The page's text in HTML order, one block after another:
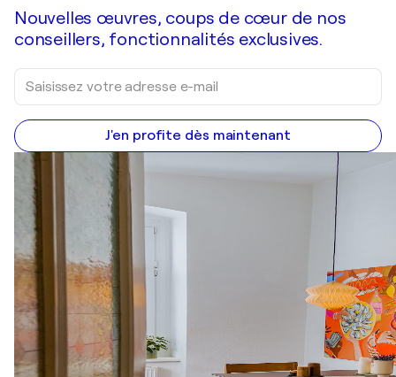
Nouvelles œuvres, coups de cœur de nos
conseillers, fonctionnalités exclusives.
J'en profite dès maintenant